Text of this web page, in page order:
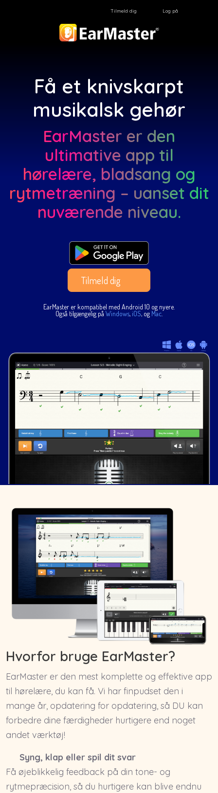
Tilmeld dig Log på
Få et knivskarpt
musikalsk gehør
EarMaster er den
ultimative app til
hørelære, bladsang og
rytmetræning – uanset dit
nuværende niveau.
Tilmeld dig
EarMaster er kompatibel med Android 10 og nyere.
Også tilgængelig på Windows, iOS, og Mac
Hvorfor bruge EarMaster?
EarMaster er den mest komplette og effektive app
til hørelære, du kan få. Vi har finpudset den i
mange år, opdatering for opdatering, så DU kan
forbedre dine færdigheder hurtigere end noget
andet værktøj!
Syng, klap eller spil dit svar
Få øjeblikkelig feedback på din tone- og
rytmepræcision, så du hurtigere kan blive endnu